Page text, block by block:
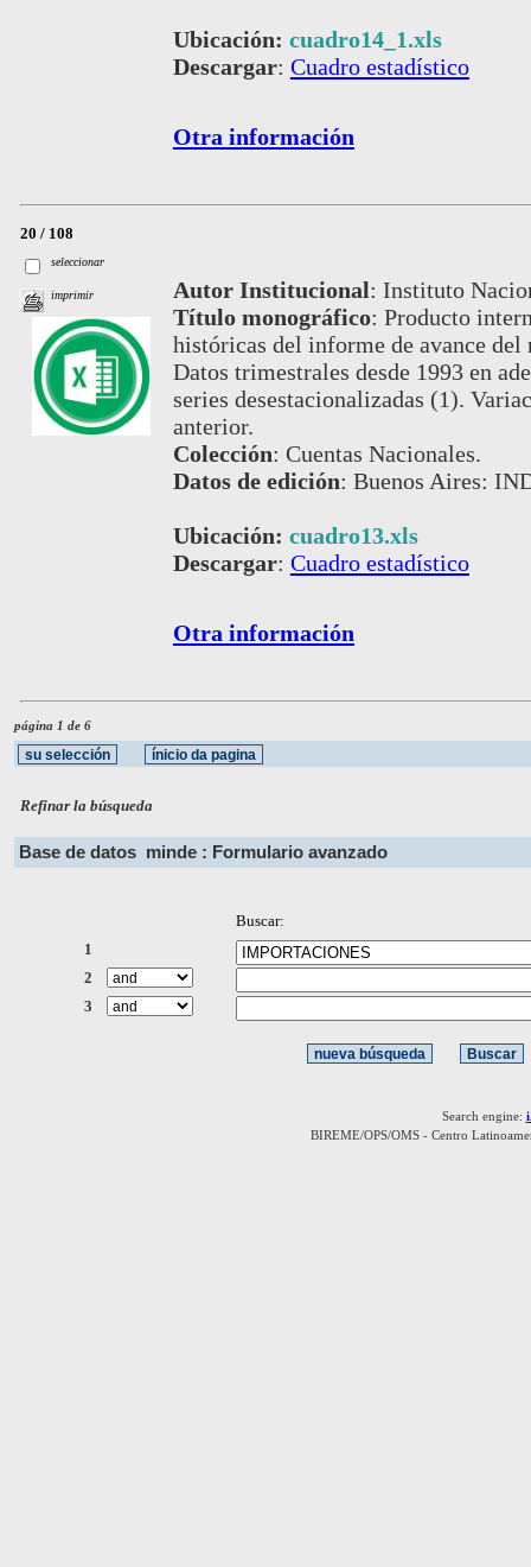
Ubicación: cuadro14_1.xls
Descargar: Cuadro estadístico
Otra información
20 / 108
seleccionar
imprimir Autor Institucional: Instituto
Título monográfico: Producto
históricas del informe de avance
Datos trimestrales desde 1993 en
series desestacionalizadas (1).
anterior.
Colección: Cuentas Nacionales.
Datos de edición: Buenos Aires:
Ubicación: cuadro13.xls
Descargar: Cuadro estadístico
Otra información
página 1 de 6
Refinar la búsqueda
Base de datos minde : Formulario avanzado
Buscar:
1
2
3
Search engine:
BIREME/OPS/OMS - Centro